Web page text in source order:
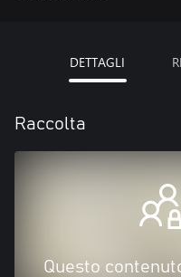
DETTAGLI
Raccolta
Questo